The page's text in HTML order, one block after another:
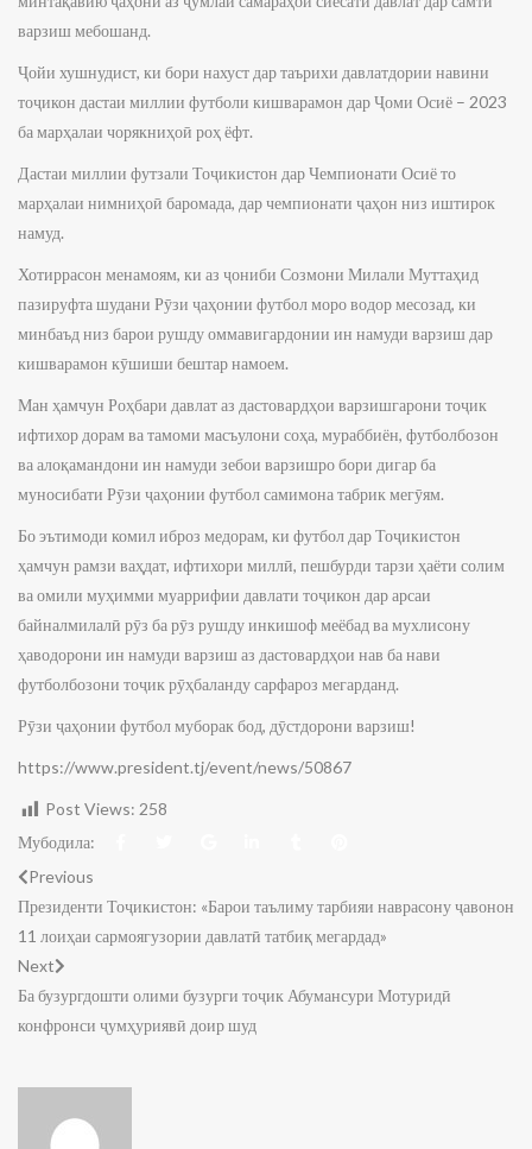
варзиш мебошанд.
Ҷойи хушнудист, ки бори нахуст дар таърихи давлатдории навини
тоҷикон дастаи миллии футболи кишварамон дар Ҷоми Осиё – 2023
ба марҳалаи чорякниҳоӣ роҳ ёфт.
Дастаи миллии футзали Тоҷикистон дар Чемпионати Осиё то
марҳалаи нимниҳоӣ баромада, дар чемпионати ҷаҳон низ иштирок
намуд.
Хотиррасон менамоям, ки аз ҷониби Созмони Милали Муттаҳид
пазируфта шудани Рӯзи ҷаҳонии футбол моро водор месозад, ки
минбаъд низ барои рушду оммавигардонии ин намуди варзиш дар
кишварамон кӯшиши бештар намоем.
Ман ҳамчун Роҳбари давлат аз дастовардҳои варзишгарони тоҷик
ифтихор дорам ва тамоми масъулони соҳа, мураббиён, футболбозон
ва алоқамандони ин намуди зебои варзишро бори дигар ба
муносибати Рӯзи ҷаҳонии футбол самимона табрик мегӯям.
Бо эътимоди комил иброз медорам, ки футбол дар Тоҷикистон
ҳамчун рамзи ваҳдат, ифтихори миллӣ, пешбурди тарзи ҳаёти солим
ва омили муҳимми муаррифии давлати тоҷикон дар арсаи
байналмилалӣ рӯз ба рӯз рушду инкишоф меёбад ва мухлисону
ҳаводорони ин намуди варзиш аз дастовардҳои нав ба нави
футболбозони тоҷик рӯҳбаланду сарфароз мегарданд.
Рӯзи ҷаҳонии футбол муборак бод, дӯстдорони варзиш!
https://www.president.tj/event/news/50867
Post Views: 258
Мубодила:
Previous
Президенти Тоҷикистон: «Барои таълиму тарбияи наврасону ҷавонон
11 лоиҳаи сармоягузории давлатӣ татбиқ мегардад»
Next
Ба бузургдошти олими бузурги тоҷик Абумансури Мотуридӣ
конфронси ҷумҳуриявӣ доир шуд